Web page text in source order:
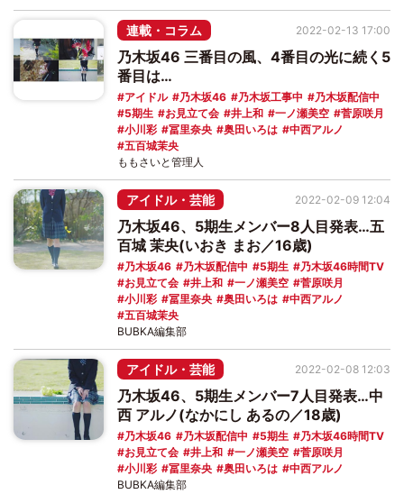
連載・コラム
乃木坂46 三番目の風、4番目の光に続く5
番目は…
アイドル 乃木坂46 乃木坂工事中
乃木坂配信中
5期生
お見立て会 井上和 一ノ瀬美空
菅原咲月
小川彩
冨里奈央 奥田いろは
中西アルノ
五百城茉央
2022-02-13 17:00
ももさいと管理人
アイドル・芸能
乃木坂46、5期生メンバー8人目発表…五
百城 茉央(いおき まお／16歳)
乃木坂46 乃木坂配信中 5期生
乃木坂46時間TV
お見立て会
井上和 一ノ瀬美空
菅原咲月
小川彩
冨里奈央 奥田いろは
中西アルノ
五百城茉央
2022-02-09 12:04
BUBKA編集部
アイドル・芸能
乃木坂46、5期生メンバー7人目発表…中
西 アルノ(なかにし あるの／18歳)
乃木坂46 乃木坂配信中 5期生
乃木坂46時間TV
お見立て会
井上和 一ノ瀬美空
菅原咲月
小川彩
冨里奈央 奥田いろは 中西アルノ
2022-02-08 12:03
BUBKA編集部